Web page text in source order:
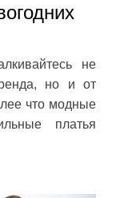
не
но и от
что модные
платья